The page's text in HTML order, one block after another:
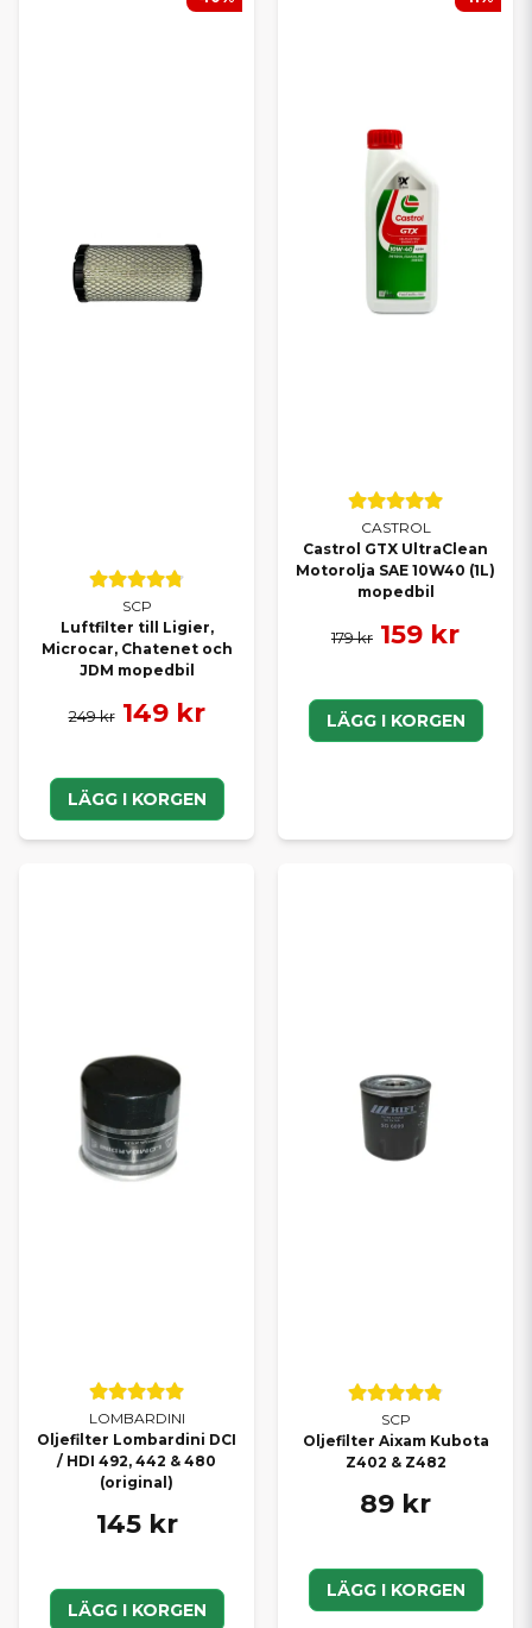
SCP
Luftfilter till Ligier,
Microcar, Chatenet och
JDM mopedbil
249 kr 149 kr
LÄGG I KORGEN
CASTROL
Castrol GTX UltraClean
Motorolja SAE 10W40 (1L)
mopedbil
179 kr 159 kr
LÄGG I KORGEN
LOMBARDINI
Oljefilter Lombardini DCI
/ HDI 492, 442 & 480
(original)
145 kr
LÄGG I KORGEN
SCP
Oljefilter Aixam Kubota
Z402 & Z482
89 kr
LÄGG I KORGEN